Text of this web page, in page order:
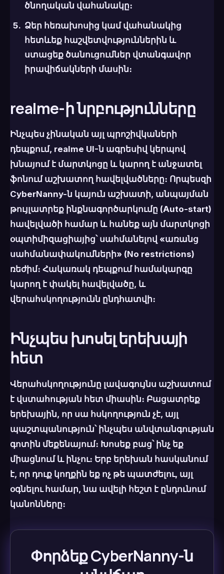
ծնողական վահանակը։
Ձեր հեռախոսից կամ վահանակից
հետևեք հաշվետվություններին և
ստացեք ծանուցումներ վտանգավոր
իրավիճակների մասին։
realme-ի նրբությունները
Ինչպես չինական այլ պրոշիվկաների
դեպքում, realme UI-ն ագրեսիվ կերպով
խնայում է մարտկոցը և կարող է անջատել
ֆոնում աշխատող հավելվածները։ Որպեսզի
CyberNanny-ն կայուն աշխատի, անպայման
թույլատրեք ինքնագործարկումը (Auto-start)
հավելվածի համար և հանեք այն մարտկոցի
օպտիմիզացիայից՝ սահմանելով «առանց
սահմանափակումների» (No restrictions)
ռեժիմ։ Հակառակ դեպքում համակարգը
կարող է փակել հավելվածը, և
վերահսկողությունն ընդհատվի։
Ինչպես խոսել երեխայի
հետ
Վերահսկողությունը լավագույնս աշխատում
է վստահության հետ միասին։ Բացատրեք
երեխային, որ սա հսկողություն չէ, այլ
պաշտպանություն՝ ինչպես անվտանգության
գոտին մեքենայում։ Խոսեք բաց՝ ինչ եք
միացնում և ինչու։ Երբ երեխան հասկանում
է, որ դուք կողքին եք ոչ թե պատժելու, այլ
օգնելու համար, նա ավելի հեշտ է ընդունում
կանոնները։
Փորձեք CyberNanny-ն